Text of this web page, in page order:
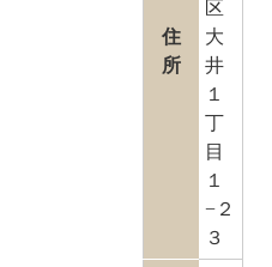
住
所
区
大
井
１
丁
目
１
−２
３